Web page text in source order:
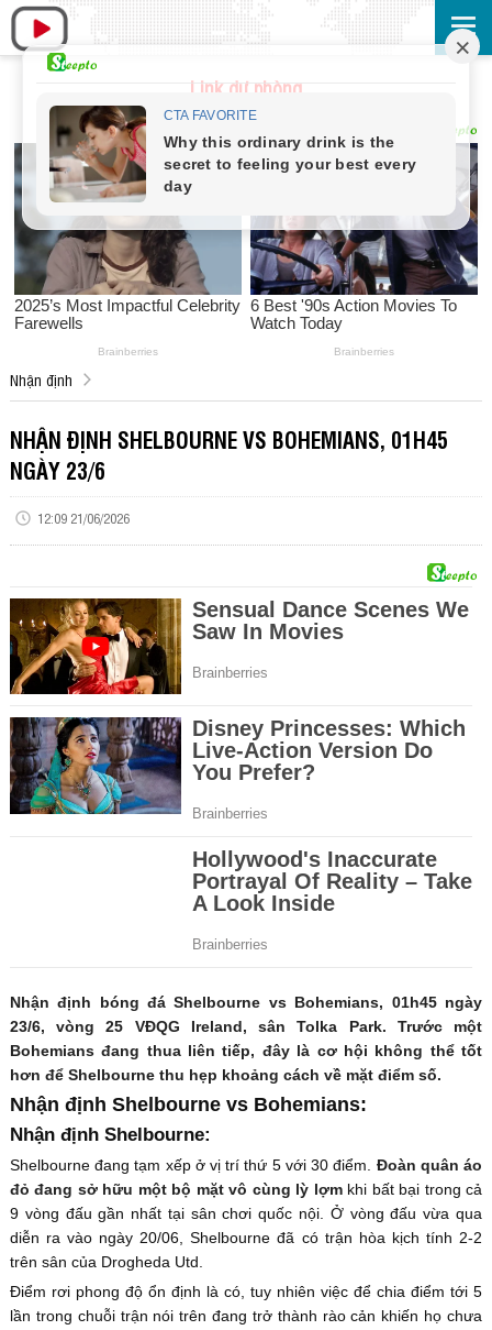
Link dự phòng
Nhận định
NHẬN ĐỊNH SHELBOURNE VS BOHEMIANS, 01H45
NGÀY 23/6
12:09 21/06/2026
Nhận định bóng đá Shelbourne vs Bohemians, 01h45 ngày
23/6, vòng 25 VĐQG Ireland, sân Tolka Park. Trước một
Bohemians đang thua liên tiếp, đây là cơ hội không thể tốt
hơn để Shelbourne thu hẹp khoảng cách về mặt điểm số.
Nhận định Shelbourne vs Bohemians:
Nhận định Shelbourne:
Shelbourne đang tạm xếp ở vị trí thứ 5 với 30 điểm. Đoàn quân áo
đỏ đang sở hữu một bộ mặt vô cùng lỳ lợmkhi bất bại trong cả
9 vòng đấu gần nhất tại sân chơi quốc nội. Ở vòng đấu vừa qua
diễn ra vào ngày 20/06, Shelbourne đã có trận hòa kịch tính 2-2
trên sân của Drogheda Utd.
Điểm rơi phong độ ổn định là có, tuy nhiên việc để chia điểm tới 5
lần trong chuỗi trận nói trên đang trở thành rào cản khiến họ chưa